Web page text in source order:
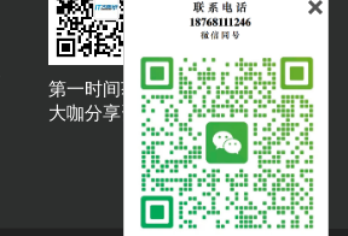
第一时间获取
大咖分享资讯
大咖说吐槽客服